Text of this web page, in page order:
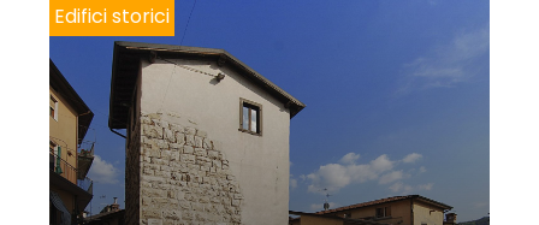
Edifici storici